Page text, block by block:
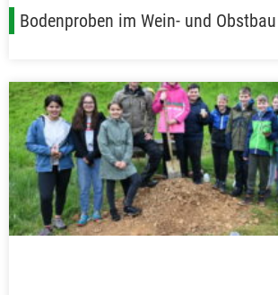
Bodenproben im Wein- und